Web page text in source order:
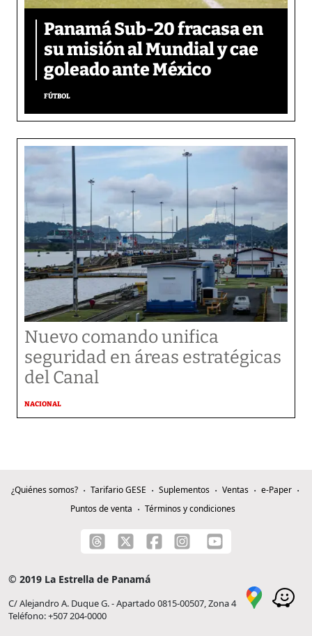
Panamá Sub-20 fracasa en
su misión al Mundial y cae
goleado ante México
FÚTBOL
Nuevo comando unifica
seguridad en áreas estratégicas
del Canal
NACIONAL
¿Quiénes somos? Tarifario GESE Suplementos Ventas
e-Paper
Puntos de venta
Términos y condiciones
© 2019 La Estrella de Panamá
C/ Alejandro A. Duque G. - Apartado 0815-00507, Zona 4
Teléfono: +507 204-0000